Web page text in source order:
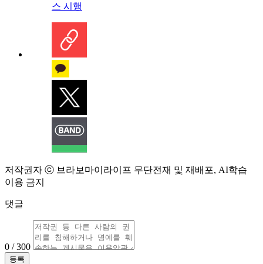
스 시행
저작권자 ⓒ 브라보마이라이프 무단전재 및 재배포, AI학습
이용 금지
댓글
0 / 300